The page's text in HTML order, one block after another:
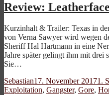
Review: Leatherface
Kurzinhalt & Trailer: Texas in
von Verna Sawyer wird wegen
Sheriff Hal Hartmann in eine
Jahre später gelingt ihm mit drei
Sie…
Sebastian17. November 20171.
Exploitation, Gangster, Gore,